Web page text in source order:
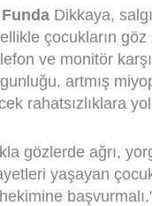
Dikkaya,
çocukların
ve monitör
artmış
rahatsızlıklara
gözlerde ağrı,
yaşayan